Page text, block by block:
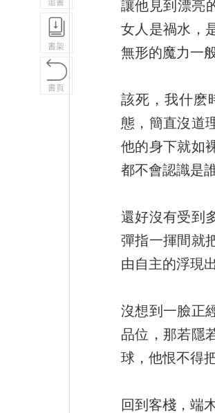
讓他見到漂亮
女人是禍水，
無形的魔力一
該死，我什麽
態，簡直沒道
他的身下就如
都不會認識是誰
還好沒有受到
彈指一揮間就
由自主的浮現
沒想到一臉正
品位，那若隱
球，他恨不得
回到客棧，端
追書
書架
書頁